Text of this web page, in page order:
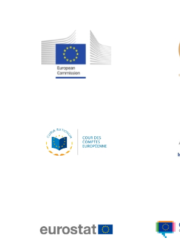
Jens Kreisel
Jeroen Dijsselbloem
Juan Manuel Fabra Vallés
Klaus Regling